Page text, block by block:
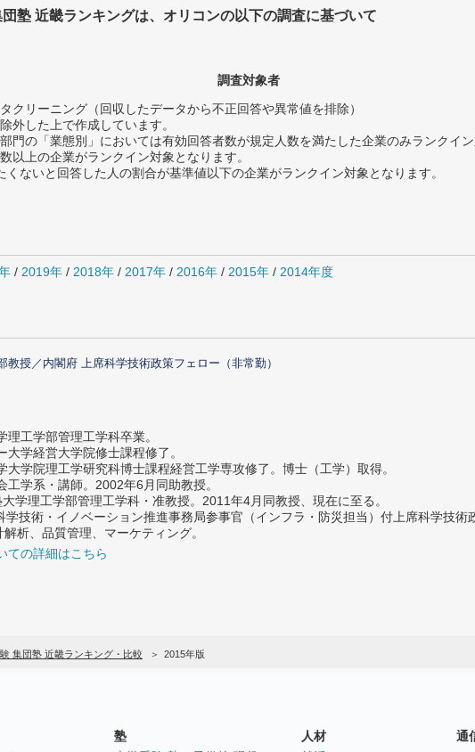
塾 近畿ランキングは、オリコンの以下の調査に基づいて
調査対象者
リーニング（回収したデータから不正回答や異常値を排除）
した上で作成しています。
門の「業態別」においては有効回答者数が規定人数を満たした企業のみランクイ
以上の企業がランクイン対象となります。
ないと回答した人の割合が基準値以下の企業がランクイン対象となります。
/ 2019年 / 2018年 / 2017年 / 2016年 / 2015年 / 2014年度
教授／内閣府 上席科学技術政策フェロー（非常勤）
工学部管理工学科卒業。
学経営大学院修士課程修了。
大学院理工学研究科博士課程経営工学専攻修了。博士（工学）取得。
工学系・講師。2002年6月同助教授。
学理工学部管理工学科・准教授。2011年4月同教授、現在に至る。
技術・イノベーション推進事務局参事官（インフラ・防災担当）付上席科学技術
析、品質管理、マーケティング。
の詳細はこちら
集団塾 近畿ランキング・比較 2015年版
塾
人材
通